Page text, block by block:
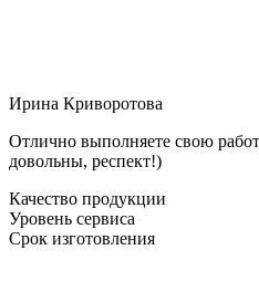
Ирина Криворотова
Отлично выполняете свою
довольны, респект!)
Качество продукции
Уровень сервиса
Срок изготовления